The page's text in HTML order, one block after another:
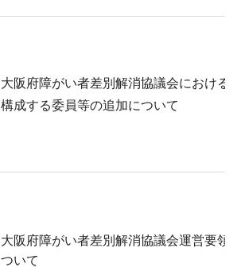
大阪府障がい者差別解消協議会における
構成する委員等の追加について
大阪府障がい者差別解消協議会運営要領
ついて